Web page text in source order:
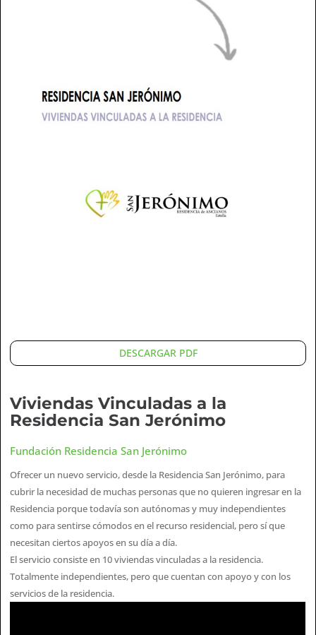
DESCARGAR PDF
Viviendas Vinculadas a la
Residencia San Jerónimo
Fundación Residencia San Jerónimo
Ofrecer un nuevo servicio, desde la Residencia San Jerónimo, para
cubrir la necesidad de muchas personas que no quieren ingresar en la
Residencia porque todavía son autónomas y muy independientes
como para sentirse cómodos en el recurso residencial, pero sí que
necesitan ciertos apoyos en su día a día.
El servicio consiste en 10 viviendas vinculadas a la residencia.
Totalmente independientes, pero que cuentan con apoyo y con los
servicios de la residencia.